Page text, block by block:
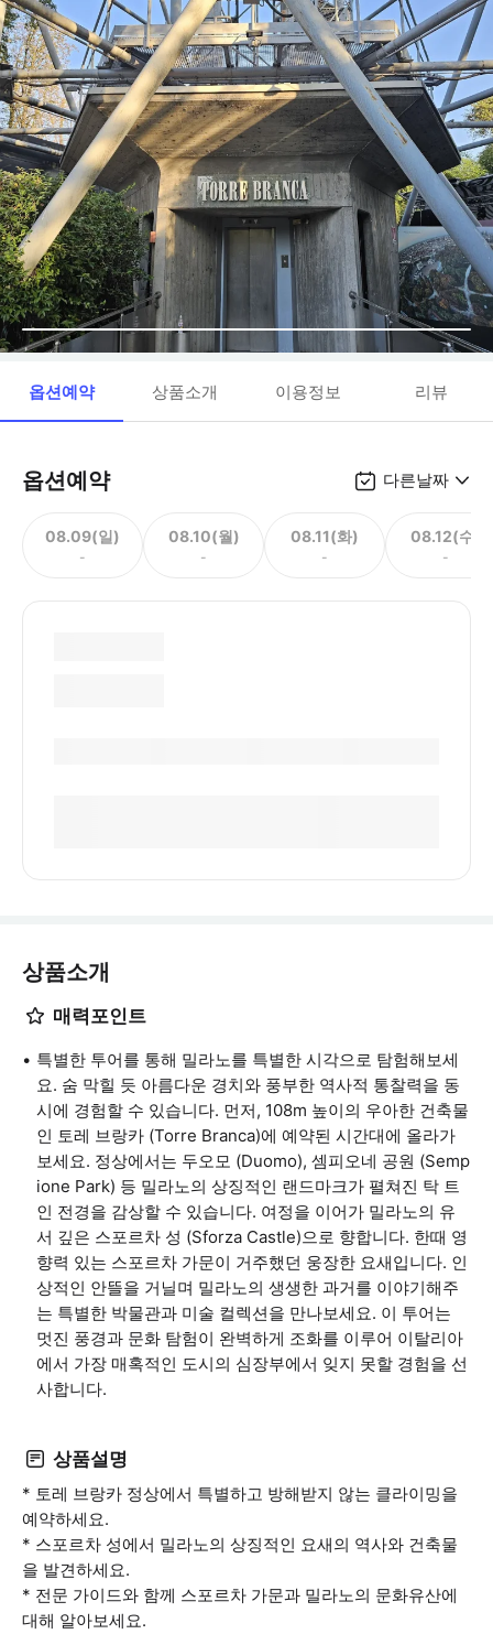
옵션예약 상품소개 이용정보 리뷰
옵션예약 다른날짜
08.09(일)
-
08.10(월)
-
08.11(화)
-
08.12(수)
-
상품소개
매력포인트
특별한 투어를 통해 밀라노를 특별한 시각으로 탐험해보세
요. 숨 막힐 듯 아름다운 경치와 풍부한 역사적 통찰력을 동
시에 경험할 수 있습니다. 먼저, 108m 높이의 우아한 건축물
인 토레 브랑카 (Torre Branca)에 예약된 시간대에 올라가
보세요. 정상에서는 두오모 (Duomo), 셈피오네 공원 (Semp
ione Park) 등 밀라노의 상징적인 랜드마크가 펼쳐진 탁 트
인 전경을 감상할 수 있습니다. 여정을 이어가 밀라노의 유
서 깊은 스포르차 성 (Sforza Castle)으로 향합니다. 한때 영
향력 있는 스포르차 가문이 거주했던 웅장한 요새입니다. 인
상적인 안뜰을 거닐며 밀라노의 생생한 과거를 이야기해주
는 특별한 박물관과 미술 컬렉션을 만나보세요. 이 투어는
멋진 풍경과 문화 탐험이 완벽하게 조화를 이루어 이탈리아
에서 가장 매혹적인 도시의 심장부에서 잊지 못할 경험을 선
사합니다.
상품설명
* 토레 브랑카 정상에서 특별하고 방해받지 않는 클라이밍을
예약하세요.
* 스포르차 성에서 밀라노의 상징적인 요새의 역사와 건축물
을 발견하세요.
* 전문 가이드와 함께 스포르차 가문과 밀라노의 문화유산에
대해 알아보세요.